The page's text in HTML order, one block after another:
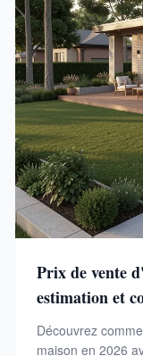
Prix de vente
estimation et
Découvrez
maison en 2026